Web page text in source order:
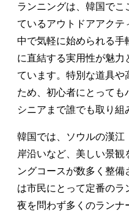
ランニングは、韓国でこ
ているアウトドアアクテ
中で気軽に始められる手
に直結する実用性が魅力
ています。特別な道具や
ため、初心者にとっても
シニアまで誰でも取り組
韓国では、ソウルの漢江
岸沿いなど、美しい景
ングコースが数多く整備
は市民にとって定番のラ
夜を問わず多くのランナ